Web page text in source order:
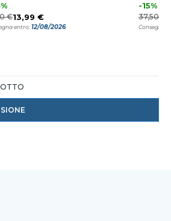
€13,99 €
entro:12/08/2026
-15%
37,50 €
Consegna